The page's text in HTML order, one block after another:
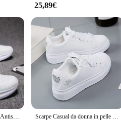
25,89€
Casual Corsa Estate Moda Antiscivolo Escursionismo Mesh Traspirabilità Scarpe da ginnastica Tennis Donna Tendenza 2024 Donna Sneakers Coppia Scarpe Casual da donna in pelle Pu nuove scarpe da donna 2024 Sneakers bianche ricamate di moda Sneakers da donna stringate a fiori traspiranti